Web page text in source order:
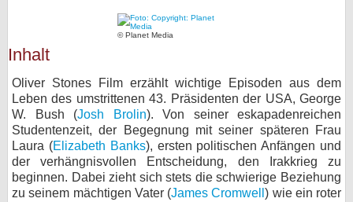
© Planet Media
Inhalt
Oliver Stones Film erzählt wichtige Episoden aus dem
Leben des umstrittenen 43. Präsidenten der USA, George
W. Bush (Josh Brolin). Von seiner eskapadenreichen
Studentenzeit, der Begegnung mit seiner späteren Frau
Laura (Elizabeth Banks), ersten politischen Anfängen und
der verhängnisvollen Entscheidung, den Irakkrieg zu
beginnen. Dabei zieht sich stets die schwierige Beziehung
zu seinem mächtigen Vater (James Cromwell) wie ein roter
bei Facebook
Nutzungsbedingungen
Datenschutz
Cookie-Einstellungen